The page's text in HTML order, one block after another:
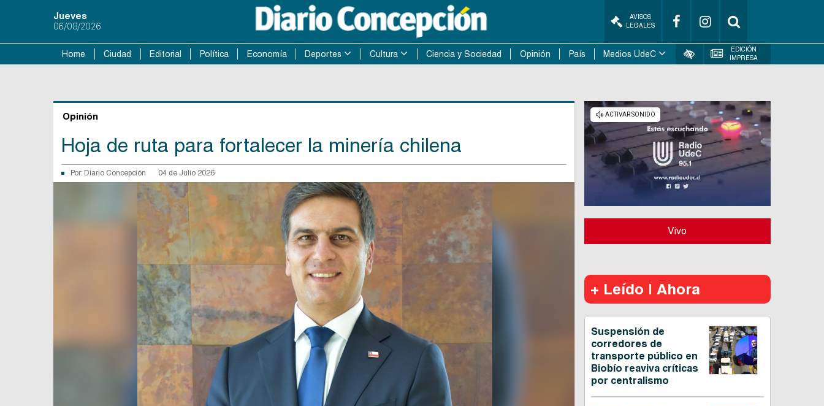
Jueves
06/08/2026
AVISOS
LEGALES
Home Ciudad Editorial Política Economía Deportes Cultura Ciencia y Sociedad Opinión País Medios UdeC
EDICIÓN
IMPRESA
Opinión
Hoja de ruta para fortalecer la minería chilena
Por: Diario Concepción 04 de Julio 2026
Vivo
+ Leído | Ahora
Suspensión de
corredores de
transporte público en
Biobío reaviva críticas
por centralismo